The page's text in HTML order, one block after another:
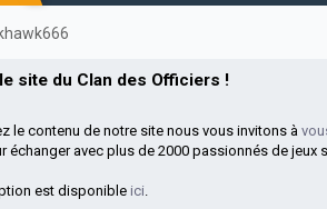
site du Clan des Officiers !
le contenu de notre site nous vous invitons à
échanger avec plus de 2000 passionnés de
est disponible ici